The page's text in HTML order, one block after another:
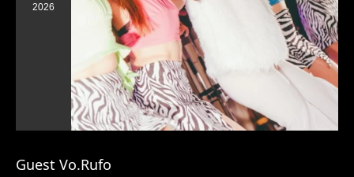
2026
Guest Vo.Rufo